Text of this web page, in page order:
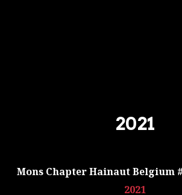
2021
Mons Chapter Hainaut Belgium
2021